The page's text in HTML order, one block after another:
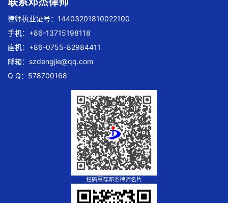
律师执业证号：14403201810022100
手机：+86-13715198118
座机：+86-0755-82984411
邮箱： szdengjie@qq.com
Q Q：578700168
扫码惠存邓杰律师名片